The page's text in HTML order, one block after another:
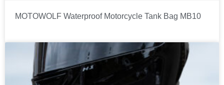
MOTOWOLF Waterproof Motorcycle Tank Bag MB10